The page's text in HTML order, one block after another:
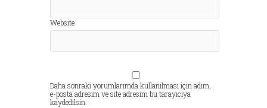
Website
Daha sonraki yorumlarımda kullanılması için adım,
e-posta adresim ve site adresim bu tarayıcıya
kaydedilsin.